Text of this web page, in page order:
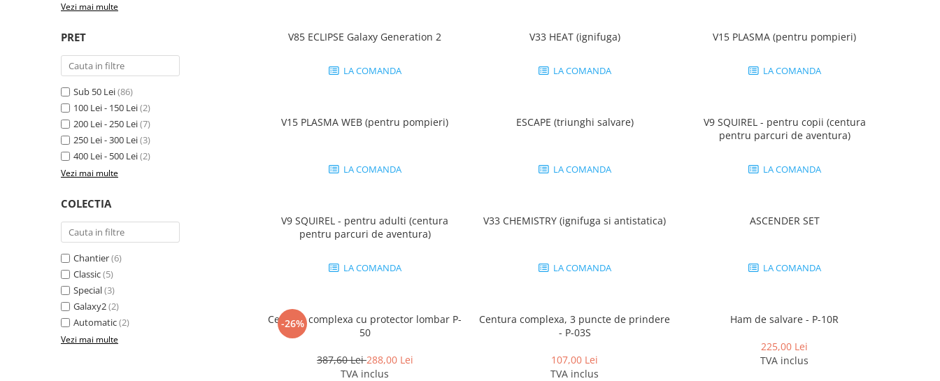
Veste de lucru
Jachete / Bluze salopeta
Pantaloni de lucru cu pieptar
Pantaloni de lucru in talie
Tricouri polo
Veste de lucru
Vezi mai multe
PRET
Sub 50 Lei(86)
100 Lei - 150 Lei(2)
200 Lei - 250 Lei(7)
250 Lei - 300 Lei(3)
400 Lei - 500 Lei(2)
Vezi mai multe
COLECTIA
Chantier(6)
Classic(5)
Special(3)
Galaxy2(2)
Automatic(2)
Vezi mai multe
V85 ECLIPSE Galaxy Generation 2
LA COMANDA
V33 HEAT (ignifuga)
LA COMANDA
V15 PLASMA (pentru pompieri)
LA COMANDA
V15 PLASMA WEB (pentru pompieri)
LA COMANDA
ESCAPE (triunghi salvare)
LA COMANDA
V9 SQUIREL - pentru copii (centura
pentru parcuri de aventura)
LA COMANDA
V9 SQUIREL - pentru adulti (centura
pentru parcuri de aventura)
LA COMANDA
V33 CHEMISTRY (ignifuga si antistatica)
LA COMANDA
ASCENDER SET
LA COMANDA
-26%
Centura complexa cu protector lombar P-
50
387,60 Lei288,00 Lei
TVA inclus
Centura complexa, 3 puncte de prindere
- P-03S
107,00 Lei
TVA inclus
Ham de salvare - P-10R
225,00 Lei
TVA inclus